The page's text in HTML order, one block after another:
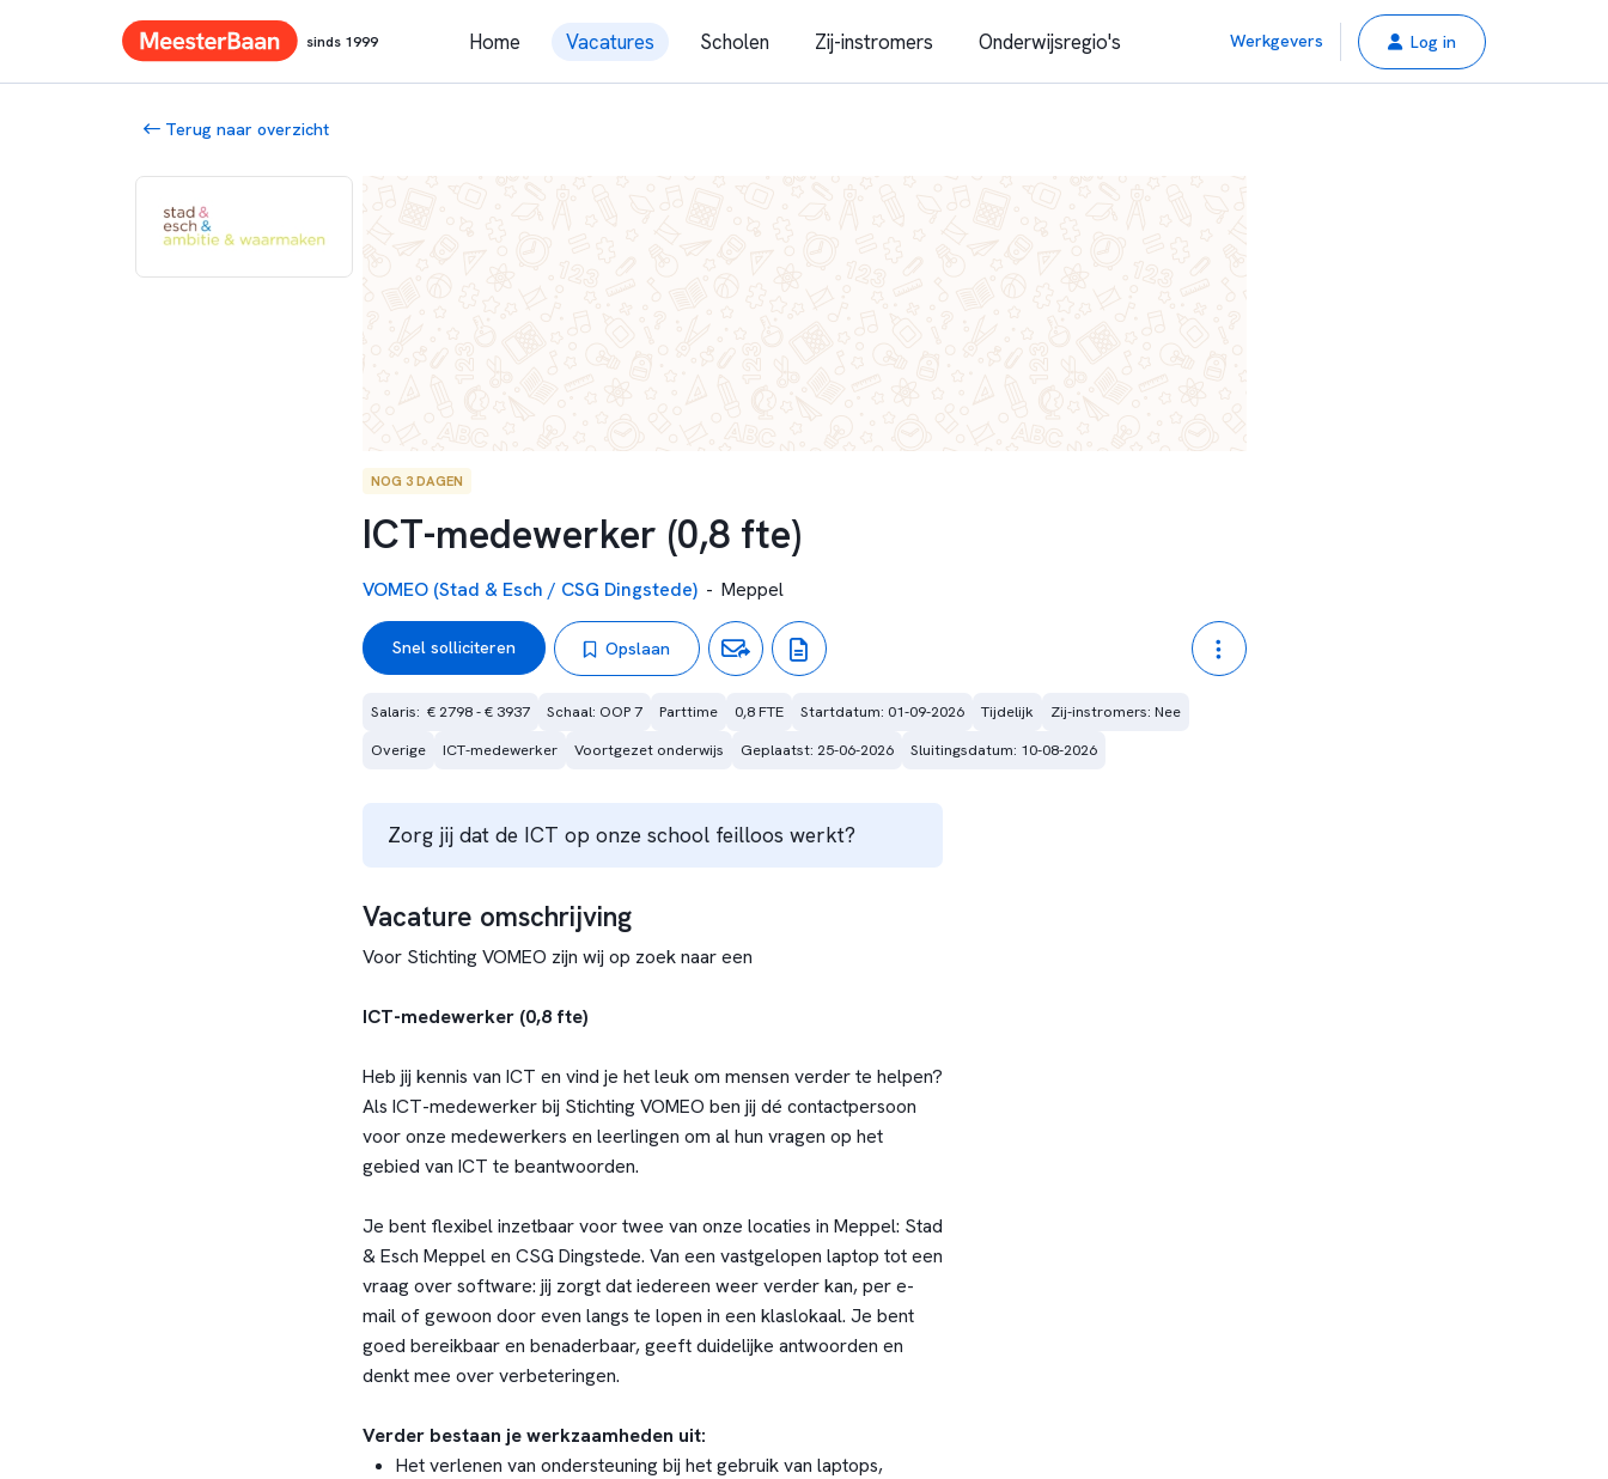
sinds 1999 Home Vacatures Scholen Zij-instromers Onderwijsregio's Werkgevers Log in
Terug naar overzicht
NOG 3 DAGEN
ICT-medewerker (0,8 fte)
VOMEO (Stad & Esch / CSG Dingstede) - Meppel
Snel solliciteren Opslaan
Salaris:  € 2798 - € 3937 Schaal: OOP 7 Parttime 0,8 FTE Startdatum: 01-09-2026 Tijdelijk
Zij-instromers: Nee
Overige
ICT-medewerker Voortgezet onderwijs Geplaatst: 25-06-2026 Sluitingsdatum: 10-08-2026
Zorg jij dat de ICT op onze school feilloos werkt?
Vacature omschrijving
Voor Stichting VOMEO zijn wij op zoek naar een
ICT-medewerker (0,8 fte)
Heb jij kennis van ICT en vind je het leuk om mensen verder te helpen?
Als ICT-medewerker bij Stichting VOMEO ben jij dé contactpersoon
voor onze medewerkers en leerlingen om al hun vragen op het
gebied van ICT te beantwoorden.
Je bent flexibel inzetbaar voor twee van onze locaties in Meppel: Stad
& Esch Meppel en CSG Dingstede. Van een vastgelopen laptop tot een
vraag over software: jij zorgt dat iedereen weer verder kan, per e-
mail of gewoon door even langs te lopen in een klaslokaal. Je bent
goed bereikbaar en benaderbaar, geeft duidelijke antwoorden en
denkt mee over verbeteringen.
Verder bestaan je werkzaamheden uit:
Het verlenen van ondersteuning bij het gebruik van laptops,